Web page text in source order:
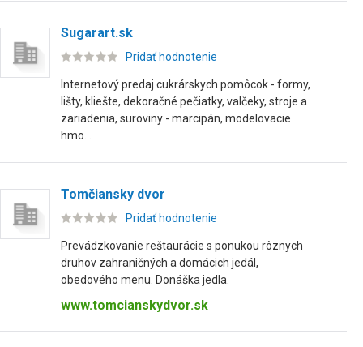
Sugarart.sk
Pridať hodnotenie
Internetový predaj cukrárskych pomôcok - formy,
lišty, kliešte, dekoračné pečiatky, valčeky, stroje a
zariadenia, suroviny - marcipán, modelovacie
hmo...
Tomčiansky dvor
Pridať hodnotenie
Prevádzkovanie reštaurácie s ponukou rôznych
druhov zahraničných a domácich jedál,
obedového menu. Donáška jedla.
www.tomcianskydvor.sk